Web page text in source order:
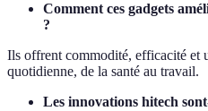
Comment ces gadgets
?
Ils offrent commodité, efficacité et
quotidienne, de la santé au travail.
Les innovations hitech